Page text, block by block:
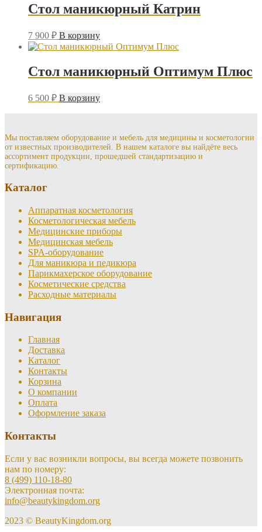
Стол маникюрный Катрин
7 900 ₽ В корзину
Стол маникюрный Оптимум Плюс
6 500 ₽ В корзину
Мы поставляем оборудование и мебель для медицины и косметологии
от известных производителей. В нашем каталоге вы найдёте весь
ассортимент продукции, прошедшей стандартизацию и
сертификацию.
Каталог
Аппаратная косметология
Косметологическая мебель
Медицинские приборы
Медицинская мебель
SPA-оборудование
Для маникюра и педикюра
Парикмахерское оборудование
Косметические средства
Расходные материалы
Навигация
Главная
Доставка
Каталог
Контакты
Корзина
О компании
Оплата
Оформление заказа
Контакты
Если у вас возникли вопросы, вы всегда можете позвонить
нам по номеру:
8 (499) 110-18-80
Электронная почта:
info@beautykingdom.org
2023 © BeautyKingdom.org